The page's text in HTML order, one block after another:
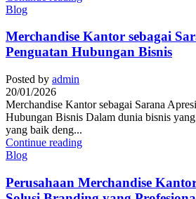
Blog
Merchandise Kantor sebagai
Penguatan Hubungan Bisnis
Posted by admin
20/01/2026
Merchandise Kantor sebagai Sarana
Hubungan Bisnis Dalam dunia bisnis
yang baik deng...
Continue reading
Blog
Perusahaan Merchandise